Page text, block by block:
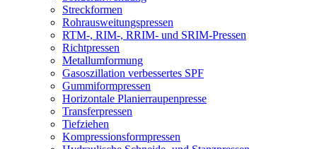
Streckformen
Rohrausweitungspressen
RTM-, RIM-, RRIM- und SRIM-Pressen
Richtpressen
Metallumformung
Gasoszillation verbessertes SPF
Gummiformpressen
Horizontale Planierraupenpresse
Transferpressen
Tiefziehen
Kompressionsformpressen